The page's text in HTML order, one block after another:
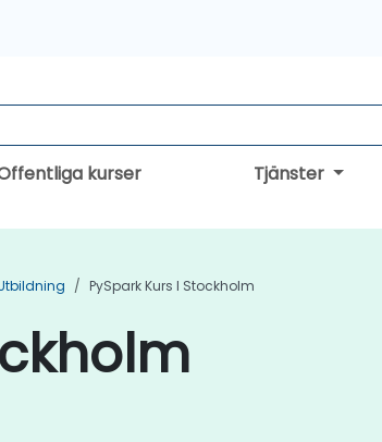
kurser Tjänster
PySpark Kurs I Stockholm